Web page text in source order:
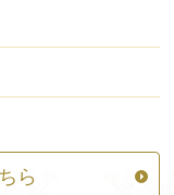
ら